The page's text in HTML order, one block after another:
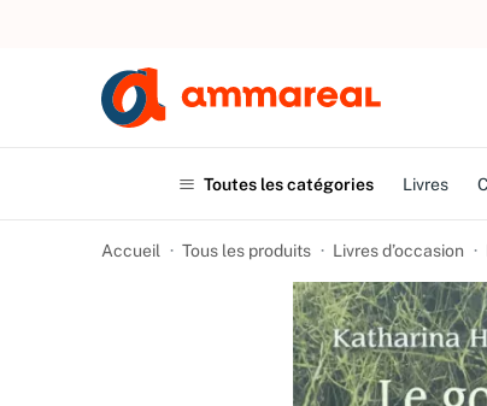
Toutes les catégories Livres
Accueil Tous les produits Livres d’occasion